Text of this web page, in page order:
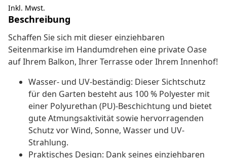
Inkl. Mwst.
Beschreibung
Schaffen Sie sich mit dieser einziehbaren
Seitenmarkise im Handumdrehen eine private Oase
auf Ihrem Balkon, Ihrer Terrasse oder Ihrem Innenhof!
Wasser- und UV-beständig: Dieser Sichtschutz
für den Garten besteht aus 100 % Polyester mit
einer Polyurethan (PU)-Beschichtung und bietet
gute Atmungsaktivität sowie hervorragenden
Schutz vor Wind, Sonne, Wasser und UV-
Strahlung.
Praktisches Design: Dank seines einziehbaren